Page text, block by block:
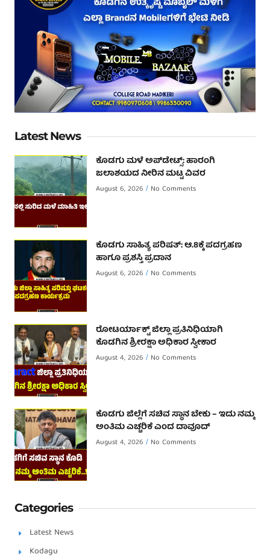
Latest News
ಕೊಡಗು ಮಳೆ ಅಪ್‌ಡೇಟ್ಸ್: ಹಾರಂಗಿ
ಜಲಾಶಯದ ನೀರಿನ ಮಟ್ಟ ವಿವರ
August 6, 2026 No Comments
ಕೊಡಗು ಸಾಹಿತ್ಯ ಪರಿಷತ್: ಆ.8ಕ್ಕೆ ಪದಗ್ರಹಣ
ಹಾಗೂ ಪ್ರಶಸ್ತಿ ಪ್ರದಾನ
August 6, 2026 No Comments
ರೋಟರ್ಯಾಕ್ಟ್ ಜಿಲ್ಲಾ ಪ್ರತಿನಿಧಿಯಾಗಿ
ಕೊಡಗಿನ ಶ್ರೀರಕ್ಷಾ ಅಧಿಕಾರ ಸ್ವೀಕಾರ
August 4, 2026 No Comments
ಕೊಡಗು ಜಿಲ್ಲೆಗೆ ಸಚಿವ ಸ್ಥಾನ ಬೇಕು – ಇದು ನಮ್ಮ
ಅಂತಿಮ ಎಚ್ಚರಿಕೆ ಎಂದ ದಾವೂದ್ ‌
August 4, 2026 No Comments
Categories
Latest News
Kodagu